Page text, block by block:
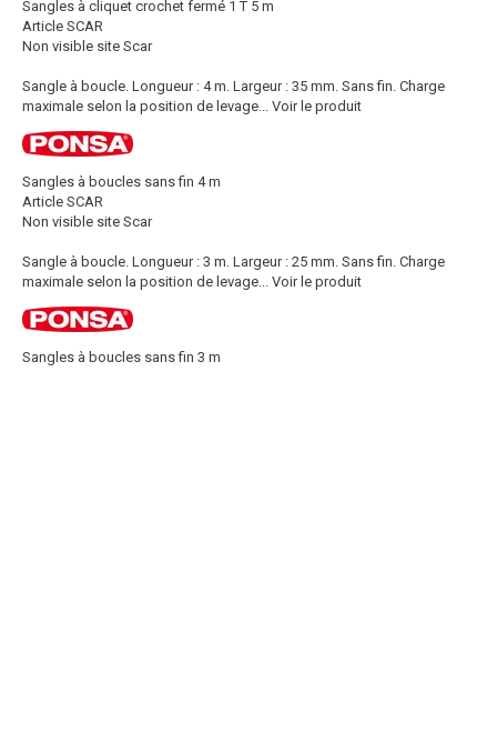
Sangles à cliquet crochet fermé 1 T 5 m
Article SCAR
Non visible site Scar
Sangle à boucle. Longueur : 4 m. Largeur : 35 mm. Sans fin. Charge
maximale selon la position de levage... Voir le produit
Sangles à boucles sans fin 4 m
Article SCAR
Non visible site Scar
Sangle à boucle. Longueur : 3 m. Largeur : 25 mm. Sans fin. Charge
maximale selon la position de levage... Voir le produit
Sangles à boucles sans fin 3 m